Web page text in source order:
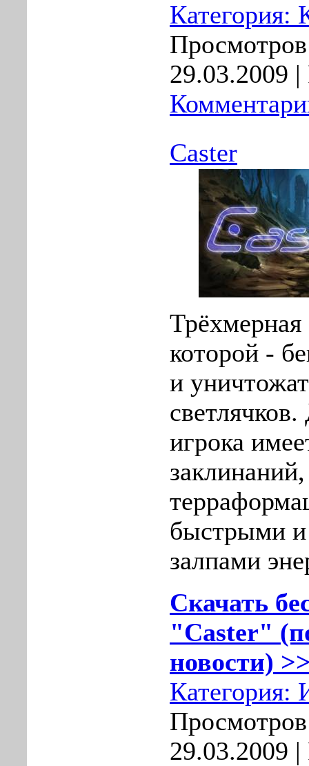
Категория:
29.03.2009 |
Caster
Трёхмерная
которой -
и
игрока
быстрыми
залпами
Скачать
"Caster"
новости)
Категория:
29.03.2009 |